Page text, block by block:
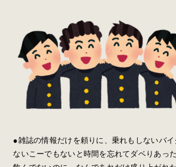
●雑誌の情報だけを頼りに、乗れもしないバ
ないこーでもないと時間を忘れてダベりあっ